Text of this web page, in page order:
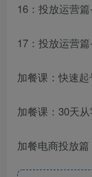
16：投放运营
17：投放运营
加餐课：快速
加餐课：30天
加餐电商投放